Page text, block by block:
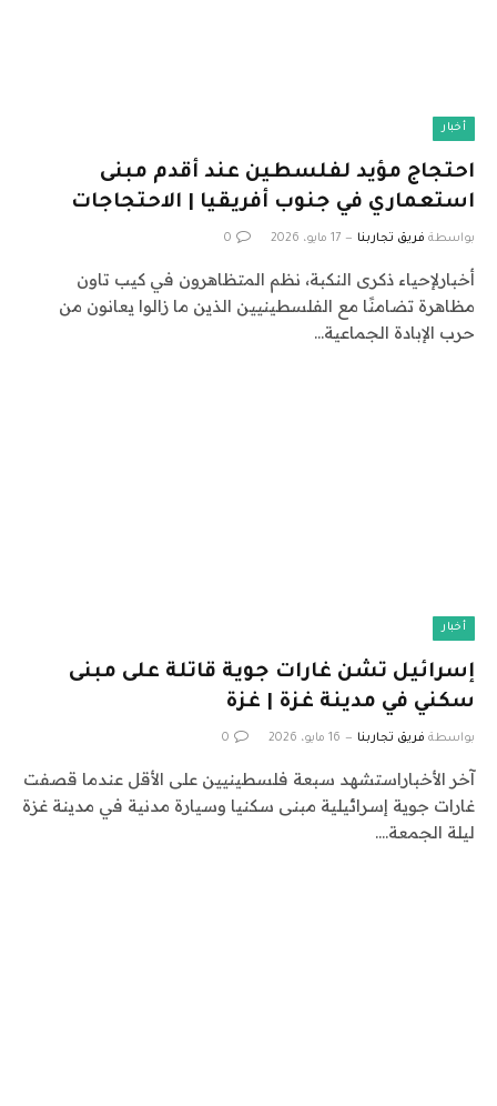
أخبار
احتجاج مؤيد لفلسطين عند أقدم مبنى
استعماري في جنوب أفريقيا | الاحتجاجات
بواسطة فريق تجاربنا 17 مايو، 2026 0
أخبارلإحياء ذكرى النكبة، نظم المتظاهرون في كيب تاون
مظاهرة تضامنًا مع الفلسطينيين الذين ما زالوا يعانون من
حرب الإبادة الجماعية…
أخبار
إسرائيل تشن غارات جوية قاتلة على مبنى
سكني في مدينة غزة | غزة
بواسطة فريق تجاربنا 16 مايو، 2026 0
آخر الأخباراستشهد سبعة فلسطينيين على الأقل عندما قصفت
غارات جوية إسرائيلية مبنى سكنيا وسيارة مدنية في مدينة غزة
ليلة الجمعة.…